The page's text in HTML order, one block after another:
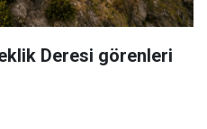
Deresi görenleri